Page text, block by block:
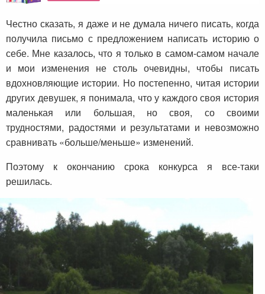
Честно сказать, я даже и не думала ничего писать, когда
получила письмо с предложением написать историю о
себе. Мне казалось, что я только в самом-самом начале
и мои изменения не столь очевидны, чтобы писать
вдохновляющие истории. Но постепенно, читая истории
других девушек, я понимала, что у каждого своя история
маленькая или большая, но своя, со своими
трудностями, радостями и результатами и невозможно
сравнивать «больше/меньше» изменений.
Поэтому к окончанию срока конкурса я все-таки
решилась.